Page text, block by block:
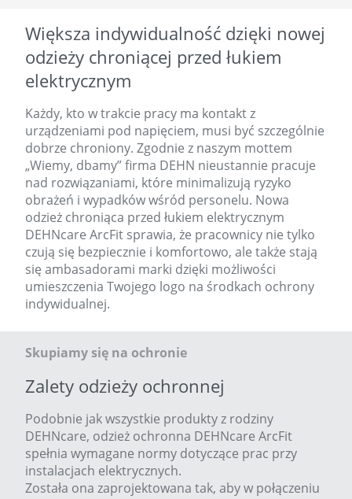
Większa indywidualność dzięki nowej
odzieży chroniącej przed łukiem
elektrycznym
Każdy, kto w trakcie pracy ma kontakt z
urządzeniami pod napięciem, musi być szczególnie
dobrze chroniony. Zgodnie z naszym mottem
„Wiemy, dbamy” firma DEHN nieustannie pracuje
nad rozwiązaniami, które minimalizują ryzyko
obrażeń i wypadków wśród personelu. Nowa
odzież chroniąca przed łukiem elektrycznym
DEHNcare ArcFit sprawia, że pracownicy nie tylko
czują się bezpiecznie i komfortowo, ale także stają
się ambasadorami marki dzięki możliwości
umieszczenia Twojego logo na środkach ochrony
indywidualnej.
Skupiamy się na ochronie
Zalety odzieży ochronnej
Podobnie jak wszystkie produkty z rodziny
DEHNcare, odzież ochronna DEHNcare ArcFit
spełnia wymagane normy dotyczące prac przy
instalacjach elektrycznych.
Została ona zaprojektowana tak, aby w połączeniu